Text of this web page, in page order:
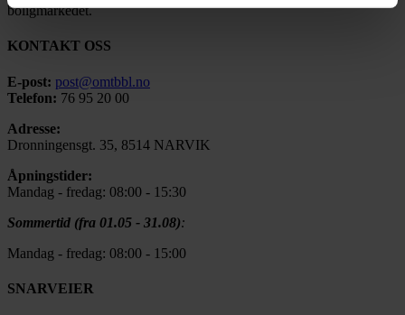
boligmarkedet.
KONTAKT OSS
E-post: post@omtbbl.no
Telefon: 76 95 20 00
Adresse:
Dronningensgt. 35, 8514 NARVIK
Åpningstider:
Mandag - fredag: 08:00 - 15:30
Sommertid (fra 01.05 - 31.08):
Mandag - fredag: 08:00 - 15:00
SNARVEIER